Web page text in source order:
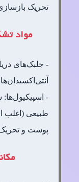
تحریک
مواد
- جلبک‌های
-
طبیعی (اغلب
پوست و